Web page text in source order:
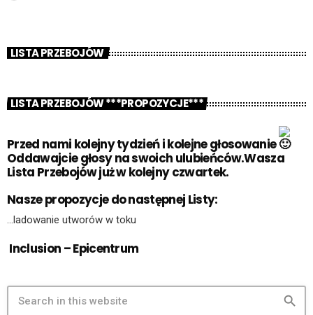
LISTA PRZEBOJÓW
LISTA PRZEBOJÓW ***PROPOZYCJE***
Przed nami kolejny tydzień i kolejne głosowanie
Oddawajcie głosy na swoich ulubieńców.Wasza
Lista Przebojów już w kolejny czwartek.
Nasze propozycje do następnej Listy:
…ladowanie utworów w toku
Inclusion – Epicentrum
search